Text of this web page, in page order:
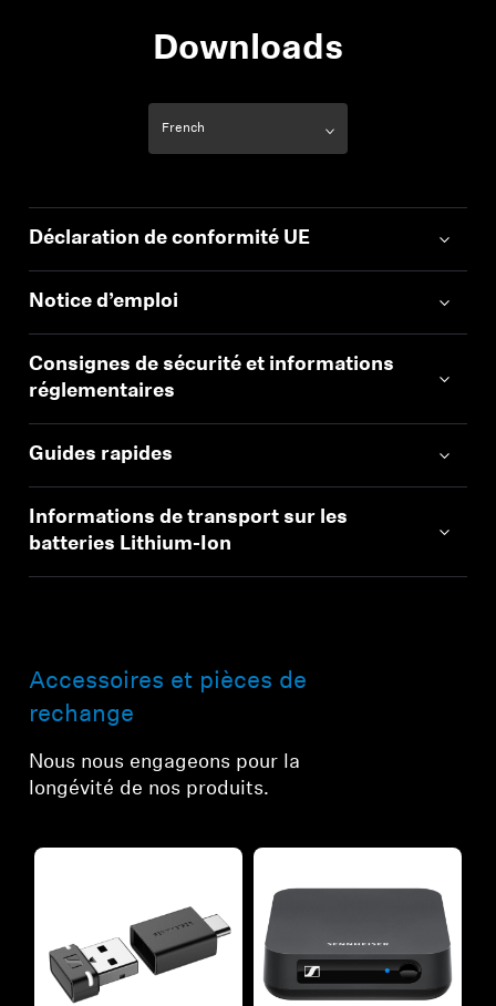
Downloads
Déclaration de conformité UE
Notice d’emploi
Consignes de sécurité et informations
réglementaires
Guides rapides
Informations de transport sur les
batteries Lithium-Ion
Accessoires et pièces de
rechange
Nous nous engageons pour la
longévité de nos produits.